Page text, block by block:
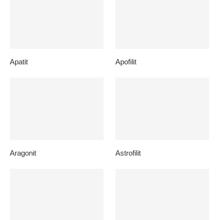
Apatit Apofilit
Aragonit Astrofilit